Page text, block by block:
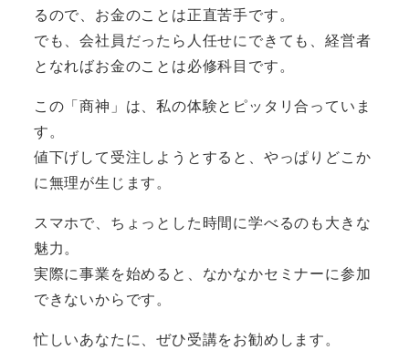
るので、お金のことは正直苦手です。
でも、会社員だったら人任せにできても、経営者
となればお金のことは必修科目です。
この「商神」は、私の体験とピッタリ合っていま
す。
値下げして受注しようとすると、やっぱりどこか
に無理が生じます。
スマホで、ちょっとした時間に学べるのも大きな
魅力。
実際に事業を始めると、なかなかセミナーに参加
できないからです。
忙しいあなたに、ぜひ受講をお勧めします。